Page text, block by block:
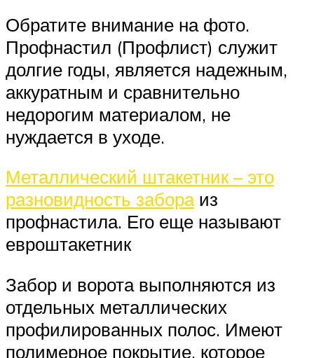
Обратите внимание на фото.
Профнастил (Профлист) служит
долгие годы, является надежным,
аккуратным и сравнительно
недорогим материалом, не
нуждается в уходе.
Металлический штакетник – это
разновидность забораиз
профнастила. Его еще называют
евроштакетник
Забор и ворота выполняются из
отдельных металлических
профилированных полос. Имеют
полимерное покрытие, которое